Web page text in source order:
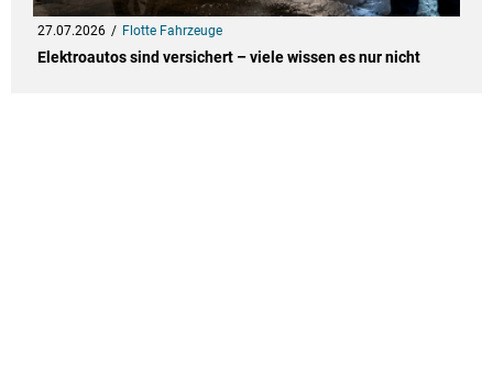
27.07.2026 Flotte Fahrzeuge
Elektroautos sind versichert – viele wissen es nur nicht